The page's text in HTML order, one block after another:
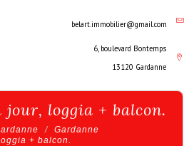
belart.immobilier@gmail.com
6, boulevard Bontemps
13120 Gardanne
jour, loggia + balcon.
Gardanne
+ balcon.